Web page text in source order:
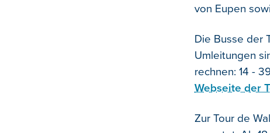
von Eupen
Die Busse der
Umleitungen
rechnen: 14 -
Webseite der
Zur Tour de